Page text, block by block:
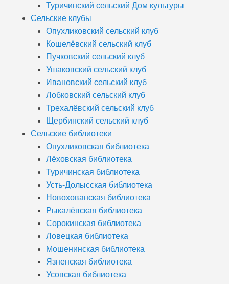
Туричинский сельский Дом культуры
Сельские клубы
Опухликовский сельский клуб
Кошелёвский сельский клуб
Пучковский сельский клуб
Ушаковский сельский клуб
Ивановский сельский клуб
Лобковский сельский клуб
Трехалёвский сельский клуб
Щербинский сельский клуб
Сельские библиотеки
Опухликовская библиотека
Лёховская библиотека
Туричинская библиотека
Усть-Долысская библиотека
Новохованская библиотека
Рыкалёвская библиотека
Сорокинская библиотека
Ловецкая библиотека
Мошенинская библиотека
Язненская библиотека
Усовская библиотека